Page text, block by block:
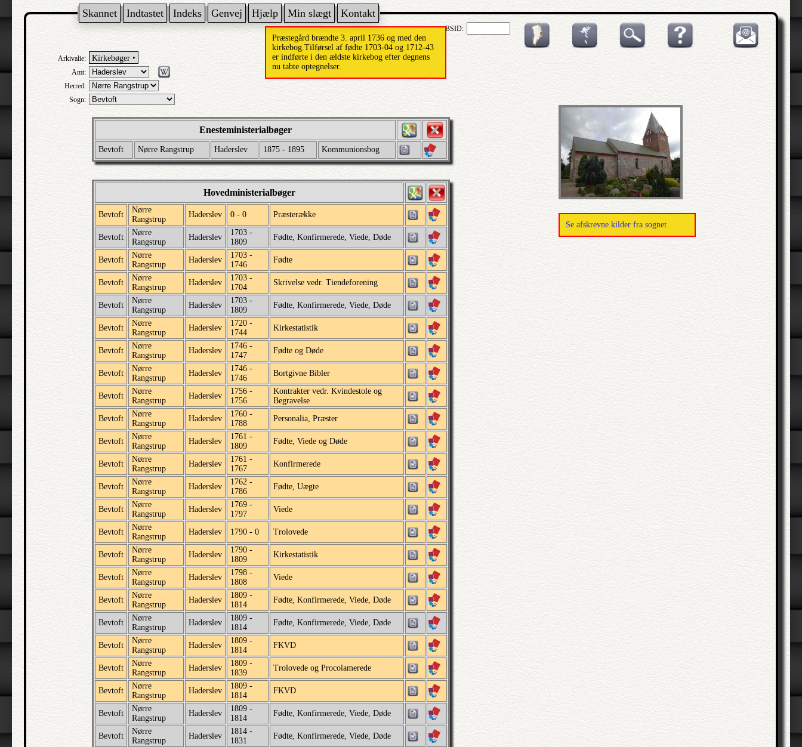
Skannet Indtastet Indeks Genvej Hjælp Min slægt Kontakt
BSID:
Arkivalie: Kirkebøger ‣
Amt:
Herred:
Sogn:
Præstegård brændte 3. april 1736 og med den
kirkebog.Tilførsel af fødte 1703-04 og 1712-43
er indførte i den ældste kirkebog efter degnens
nu tabte optegnelser.
Se afskrevne kilder fra sognet
Enesteministerialbøger
Bevtoft Nørre Rangstrup Haderslev 1875 - 1895 Kommunionsbog
Hovedministerialbøger
Bevtoft
Nørre
Rangstrup
Haderslev 0 - 0 Præsterække
Bevtoft
Nørre
Rangstrup
Haderslev
1703 -
1809
Fødte, Konfirmerede, Viede, Døde
Bevtoft
Nørre
Rangstrup
Haderslev
1703 -
1746
Fødte
Bevtoft
Nørre
Rangstrup
Haderslev
1703 -
1704
Skrivelse vedr. Tiendeforening
Bevtoft
Nørre
Rangstrup
Haderslev
1703 -
1809
Fødte, Konfirmerede, Viede, Døde
Bevtoft
Nørre
Rangstrup
Haderslev
1720 -
1744
Kirkestatistik
Bevtoft
Nørre
Rangstrup
Haderslev
1746 -
1747
Fødte og Døde
Bevtoft
Nørre
Rangstrup
Haderslev
1746 -
1746
Bortgivne Bibler
Bevtoft
Nørre
Rangstrup
Haderslev
1756 -
1756
Kontrakter vedr. Kvindestole og
Begravelse
Bevtoft
Nørre
Rangstrup
Haderslev
1760 -
1788
Personalia, Præster
Bevtoft
Nørre
Rangstrup
Haderslev
1761 -
1809
Fødte, Viede og Døde
Bevtoft
Nørre
Rangstrup
Haderslev
1761 -
1767
Konfirmerede
Bevtoft
Nørre
Rangstrup
Haderslev
1762 -
1786
Fødte, Uægte
Bevtoft
Nørre
Rangstrup
Haderslev
1769 -
1797
Viede
Bevtoft
Nørre
Rangstrup
Haderslev 1790 - 0 Trolovede
Bevtoft
Nørre
Rangstrup
Haderslev
1790 -
1809
Kirkestatistik
Bevtoft
Nørre
Rangstrup
Haderslev
1798 -
1808
Viede
Bevtoft
Nørre
Rangstrup
Haderslev
1809 -
1814
Fødte, Konfirmerede, Viede, Døde
Bevtoft
Nørre
Rangstrup
Haderslev
1809 -
1814
Fødte, Konfirmerede, Viede, Døde
Bevtoft
Nørre
Rangstrup
Haderslev
1809 -
1814
FKVD
Bevtoft
Nørre
Rangstrup
Haderslev
1809 -
1839
Trolovede og Procolamerede
Bevtoft
Nørre
Rangstrup
Haderslev
1809 -
1814
FKVD
Bevtoft
Nørre
Rangstrup
Haderslev
1809 -
1814
Fødte, Konfirmerede, Viede, Døde
Bevtoft
Nørre
Rangstrup
Haderslev
1814 -
1831
Fødte, Konfirmerede, Viede, Døde